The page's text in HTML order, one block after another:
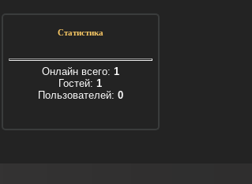
Статистика
Онлайн всего: 1
Гостей: 1
Пользователей: 0